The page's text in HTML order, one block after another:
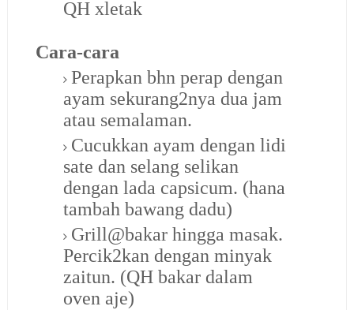
QH xletak
Cara-cara
Perapkan bhn perap dengan
ayam sekurang2nya dua jam
atau semalaman.
Cucukkan ayam dengan lidi
sate dan selang selikan
dengan lada capsicum. (hana
tambah bawang dadu)
Grill@bakar hingga masak.
Percik2kan dengan minyak
zaitun. (QH bakar dalam
oven aje)